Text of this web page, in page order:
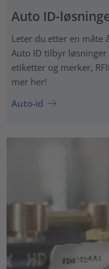
Auto ID-
Leter du etter en måte
Auto ID tilbyr
etiketter og merker,
mer her!
Auto-id